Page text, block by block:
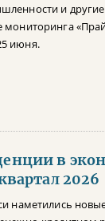
и
мониторинга
июня.
в
2026
наметились